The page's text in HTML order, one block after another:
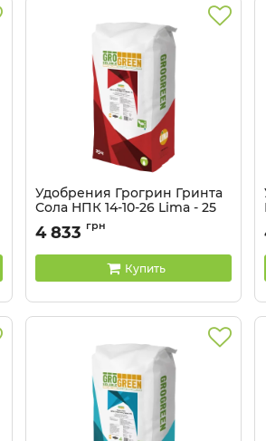
Удобрения Грогрин Гринта
Сола НПК 14-10-26 Lima - 25
Артикул:
4 833 грн
Купить